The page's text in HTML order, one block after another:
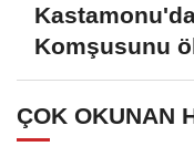
Komşusunu
ÇOK OKUNAN